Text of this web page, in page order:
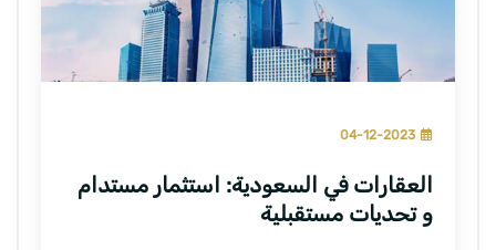
04-12-2023
العقارات في السعودية: استثمار مستدام
و تحديات مستقبلية